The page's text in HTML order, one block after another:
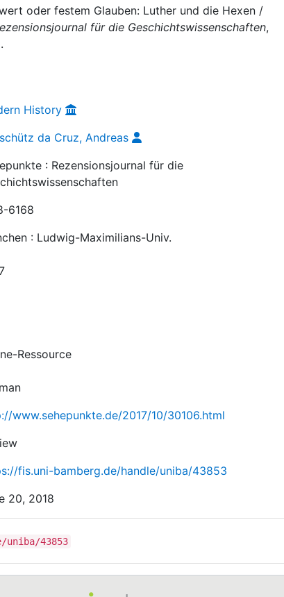
oder festem Glauben: Luther und die Hexen /
für die Geschichtswissenschaften,
History
da Cruz, Andreas
: Rezensionsjournal für die
6168
: Ludwig-Maximilians-Univ.
Ressource
www.sehepunkte.de/2017/10/30106.html
fis.uni-bamberg.de/handle/uniba/43853
20, 2018
43853